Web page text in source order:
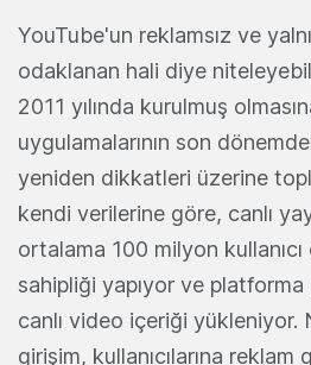
YouTube'un reklamsız ve
odaklanan hali diye
2011 yılında kurulmuş
uygulamalarının son
yeniden dikkatleri üzerine
kendi verilerine göre, canlı
ortalama 100 milyon
sahipliği yapıyor ve
canlı video içeriği yükleniyor.
girişim, kullanıcılarına